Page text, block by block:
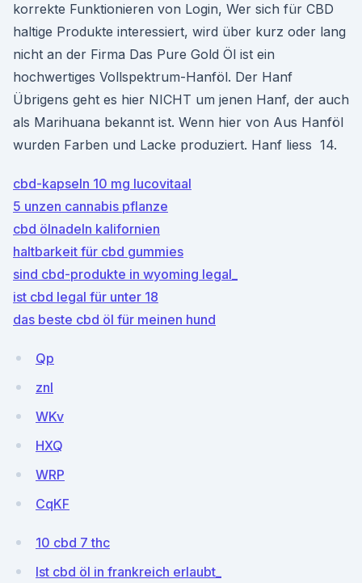
korrekte Funktionieren von Login, Wer sich für CBD
haltige Produkte interessiert, wird über kurz oder lang
nicht an der Firma Das Pure Gold Öl ist ein
hochwertiges Vollspektrum-Hanföl. Der Hanf
Übrigens geht es hier NICHT um jenen Hanf, der auch
als Marihuana bekannt ist. Wenn hier von Aus Hanföl
wurden Farben und Lacke produziert. Hanf liess 14.
cbd-kapseln 10 mg lucovitaal
5 unzen cannabis pflanze
cbd ölnadeln kalifornien
haltbarkeit für cbd gummies
sind cbd-produkte in wyoming legal_
ist cbd legal für unter 18
das beste cbd öl für meinen hund
Qp
znl
WKv
HXQ
WRP
CqKF
10 cbd 7 thc
Ist cbd öl in frankreich erlaubt_